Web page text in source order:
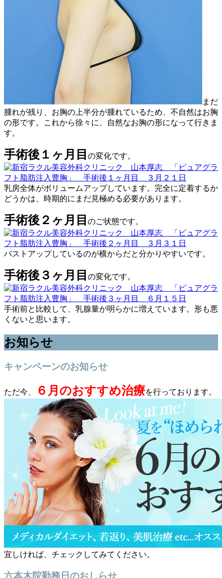
まだ
腫れが残り、お胸の上半分が腫れているため、不自然はお胸
の形です。これから徐々に、自然なお胸の形になって行きま
す。
手術後１ヶ月目 の変化です。
乳房全体がボリュームアップしています。完全に定着するか
どうかは、時期的にまだ見極める必要があります。
手術後２ヶ月目 のご状態です。
バストアップしているのが横からだと分かりやすいです。
手術後３ヶ月目 の変化です。
手術前と比較して、乳腺量が明らかに増えています。形も悪
くないと思います。
お知らせ
キャンペーンのお知らせ
ただ今、 ６月のおすすめ治療を行っております。
宜しければ、チェックしてみてください。
六本木院勤務日のおしらせ